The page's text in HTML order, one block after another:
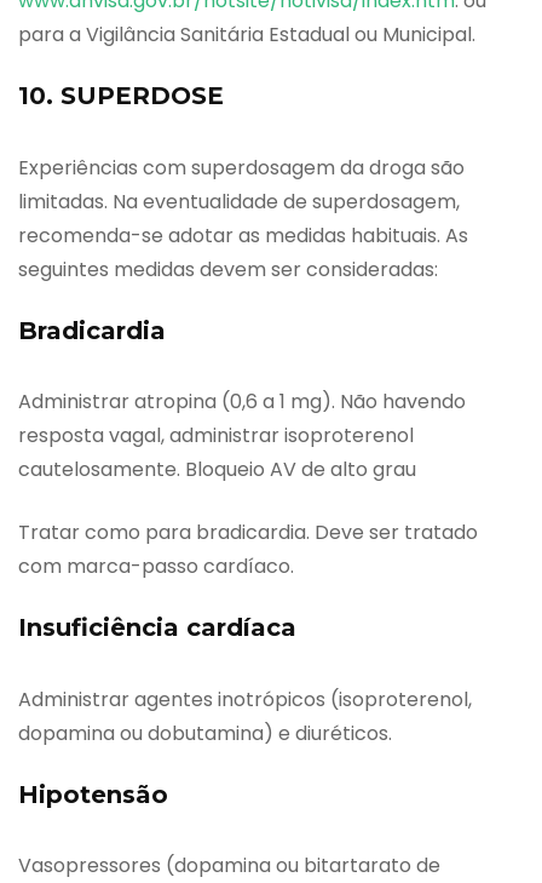
para a Vigilância Sanitária Estadual ou Municipal.
10. SUPERDOSE
Experiências com superdosagem da droga são
limitadas. Na eventualidade de superdosagem,
recomenda-se adotar as medidas habituais. As
seguintes medidas devem ser consideradas:
Bradicardia
Administrar atropina (0,6 a 1 mg). Não havendo
resposta vagal, administrar isoproterenol
cautelosamente. Bloqueio AV de alto grau
Tratar como para bradicardia. Deve ser tratado
com marca-passo cardíaco.
Insuficiência cardíaca
Administrar agentes inotrópicos (isoproterenol,
dopamina ou dobutamina) e diuréticos.
Hipotensão
Vasopressores (dopamina ou bitartarato de